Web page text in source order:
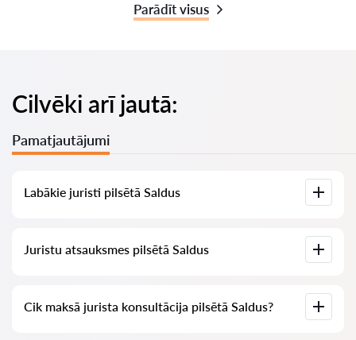
Parādīt visus
Cilvēki arī jautā:
Pamatjautājumi
Labākie juristi pilsētā Saldus
pilnīgu informāciju: cenas, atsauksmes, tālruņa numurs un
Juristu atsauksmes pilsētā Saldus
juristiem, mēs neizdzēšam negatīvas atsauksmes un nav
iespēju tās manipulēt.
Cik maksā jurista konsultācija pilsētā Saldus?